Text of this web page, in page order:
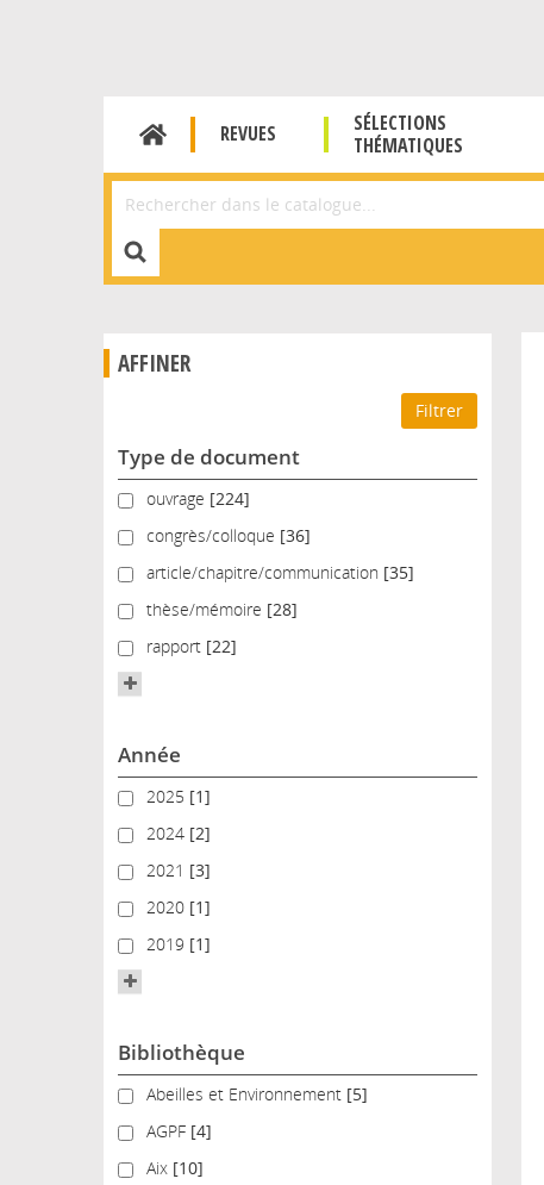
REVUES
SÉLECTIONS
THÉMATIQUES
Affiner la Recherche
AFFINER
Type de document
ouvrageouvrage [224]
congrès/colloque
congrès/colloque [36]
article/chapitre/communication
article/chapitre/communication [35]
thèse/mémoire
thèse/mémoire [28]
rapportrapport [22]
Année
20252025 [1]
20242024 [2]
20212021 [3]
20202020 [1]
20192019 [1]
Bibliothèque
Abeilles et Environnement
Abeilles et Environnement [5]
AGPFAGPF [4]
Aix Aix [10]